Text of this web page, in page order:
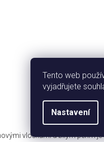
Tento web
vyjadřujete
Nastavení
vločkami a bílým peřím